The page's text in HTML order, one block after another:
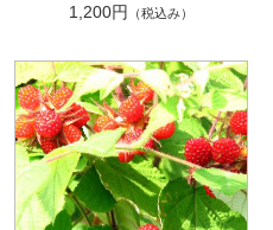
1,200円
（税込み）